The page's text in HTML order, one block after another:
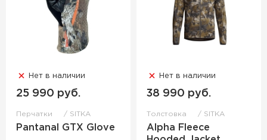
Нет в наличии
25 990 руб.
Перчатки SITKA
Pantanal GTX Glove
Нет в наличии
38 990 руб.
Толстовка SITKA
Alpha Fleece